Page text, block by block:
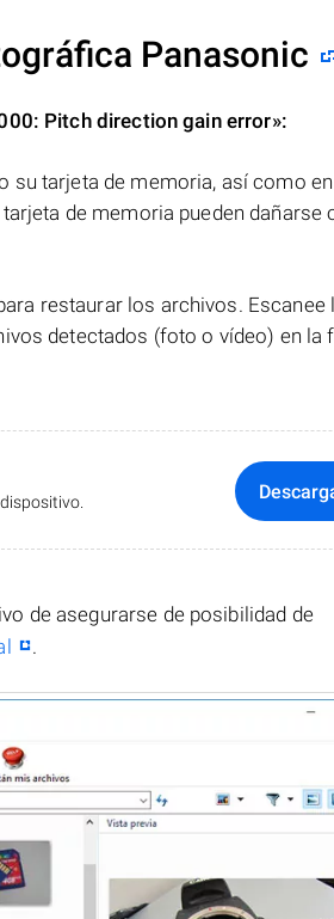
Panasonic
Pitch direction gain error»:
su tarjeta de memoria, así como en
de memoria pueden dañarse
restaurar los archivos. Escanee
detectados (foto o vídeo) en la
de asegurarse de posibilidad de
.